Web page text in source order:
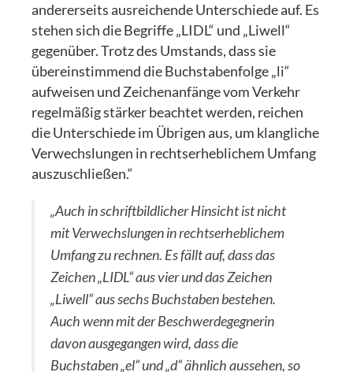
andererseits ausreichende Unterschiede auf. Es
stehen sich die Begriffe „LIDL“ und „Liwell“
gegenüber. Trotz des Umstands, dass sie
übereinstimmend die Buchstabenfolge „li“
aufweisen und Zeichenanfänge vom Verkehr
regelmäßig stärker beachtet werden, reichen
die Unterschiede im Übrigen aus, um klangliche
Verwechslungen in rechtserheblichem Umfang
auszuschließen.“
„Auch in schriftbildlicher Hinsicht ist nicht
mit Verwechslungen in rechtserheblichem
Umfang zu rechnen. Es fällt auf, dass das
Zeichen „LIDL“ aus vier und das Zeichen
„Liwell“ aus sechs Buchstaben bestehen.
Auch wenn mit der Beschwerdegegnerin
davon ausgegangen wird, dass die
Buchstaben „el“ und „d“ ähnlich aussehen, so